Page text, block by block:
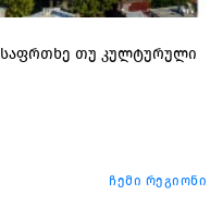
თუ კულტურული
ჩემი რეგიონი